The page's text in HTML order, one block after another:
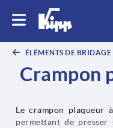
ÉLÉMENTS DE BRIDAGE
Crampon
Le crampon plaqueur
permettant de presser